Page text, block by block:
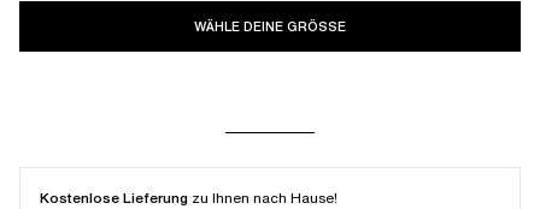
WÄHLE DEINE GRÖSSE
Kostenlose Lieferung zu Ihnen nach Hause!